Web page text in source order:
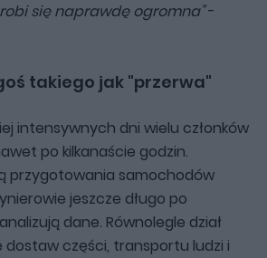
się naprawdę ogromna"-
takiego jak "przerwa"
intensywnych dni wielu członków
po kilkanaście godzin.
przygotowania samochodów
jeszcze długo po
dane. Równolegle dział
dostaw części, transportu ludzi i